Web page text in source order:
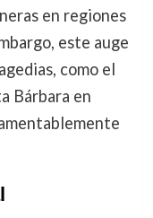
en regiones
este auge
como el
Bárbara en